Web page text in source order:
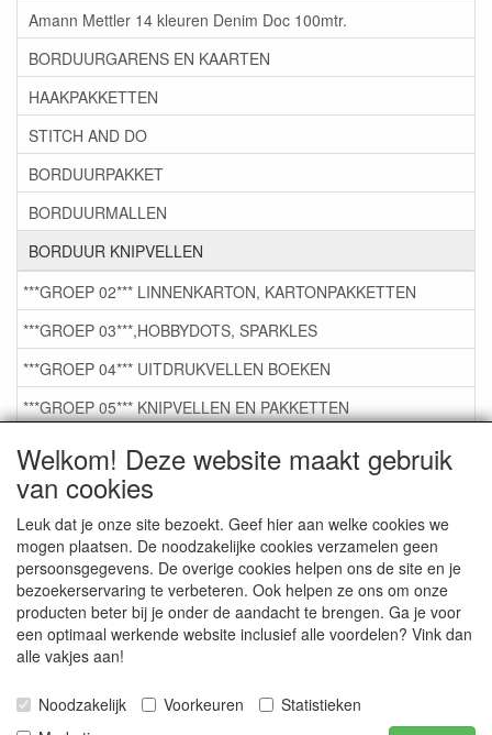
Welkom! Deze website maakt gebruik
van cookies
Leuk dat je onze site bezoekt. Geef hier aan welke cookies we
mogen plaatsen. De noodzakelijke cookies verzamelen geen
persoonsgegevens. De overige cookies helpen ons de site en je
bezoekerservaring te verbeteren. Ook helpen ze ons om onze
producten beter bij je onder de aandacht te brengen. Ga je voor
een optimaal werkende website inclusief alle voordelen? Vink dan
alle vakjes aan!
Noodzakelijk Voorkeuren
Statistieken
Amann Mettler 14 kleuren Denim Doc 100mtr.
BORDUURGARENS EN KAARTEN
HAAKPAKKETTEN
STITCH AND DO
BORDUURPAKKET
BORDUURMALLEN
BORDUUR KNIPVELLEN
***GROEP 02*** LINNENKARTON, KARTONPAKKETTEN
***GROEP 03***,HOBBYDOTS, SPARKLES
***GROEP 04*** UITDRUKVELLEN BOEKEN
***GROEP 05*** KNIPVELLEN EN PAKKETTEN
***GROEP 06*** TAPE/LIJM SNIJMALLEN STEMPELS
***GROEP 07*** KAARTEN +SCRAP TOEBEHOREN
***GROEP 08*** TEKENEN EN KLEUREN, GELPEN,MARKER
***GROEP 09*** KRALEN EN TOEBEHOREN
***GROEP 10*** WENSKAARTEN MET ENV. €0,75
Service
Artikelgroepen